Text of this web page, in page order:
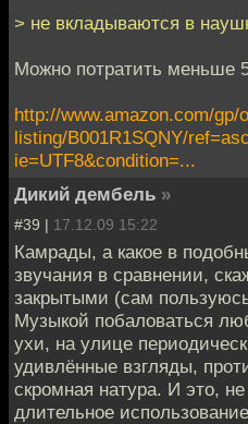
> не вкладываются в
Можно потратить меньше
http://www.amazon.com/gp/
listing/B001R1SQNY/
ie=UTF8&condition=...
Дикий дембель »
#39 | 17.12.09 15:22
Камрады, а какое в
звучания в сравнении,
закрытыми (сам
Музыкой побаловаться
ухи, на улице
удивлённые взгляды,
скромная натура. И это,
длительное